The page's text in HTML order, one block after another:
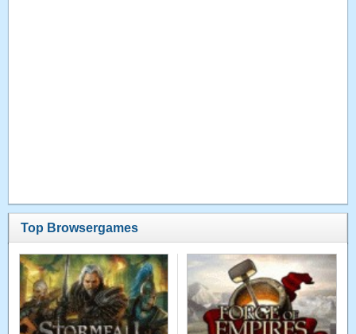
Top Browsergames